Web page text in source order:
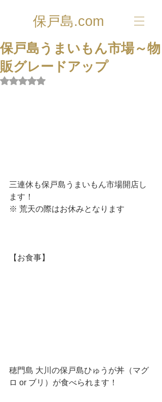
保戸島.com
保戸島うまいもん市場～物
販グレードアップ
5つ星のうちNaNと評価されています。
三連休も保戸島うまいもん市場開店し
ます！
※ 荒天の際はお休みとなります
【お食事】
穂門島 大川の保戸島ひゅうが丼（マグ
ロ or ブリ）が食べられます！